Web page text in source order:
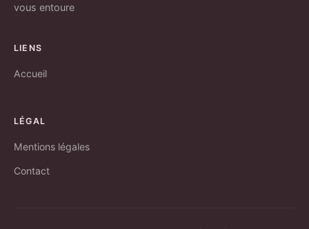
vous entoure
LIENS
Accueil
LÉGAL
Mentions légales
Contact